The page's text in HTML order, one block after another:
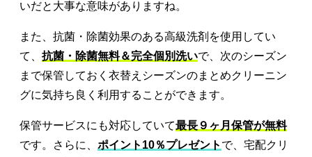
いだと大事な意味がありますね。
また、抗菌・除菌効果のある高級洗剤を使用してい
て、 抗菌・除菌無料＆完全個別洗いで、次のシーズン
まで保管しておく衣替えシーズンのまとめクリーニン
グに気持ち良く利用することができます。
保管サービスにも対応していて最長９ヶ月保管が無料
です。さらに、 ポイント10％プレゼント で、宅配クリ